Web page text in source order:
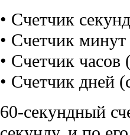
• Счетчик
• Счетчик минут
• Счетчик часов
• Счетчик дней
60-секундный